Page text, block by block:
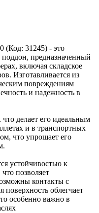
(Код: 31245) - это
предназначенный
включая складское
Изготавливается из
повреждениям
и надежность в
делает его идеальным
и в транспортных
что упрощает его
устойчивостью к
позволяет
контакты с
поверхность облегчает
особенно важно в